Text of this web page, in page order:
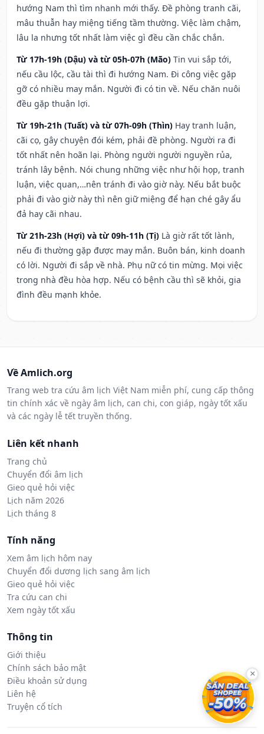
hướng Nam thì tìm nhanh mới thấy. Đề phòng tranh cãi,
mâu thuẫn hay miệng tiếng tầm thường. Việc làm chậm,
lâu la nhưng tốt nhất làm việc gì đều cần chắc chắn.
Từ 17h-19h (Dậu) và từ 05h-07h (Mão) Tin vui sắp tới,
nếu cầu lộc, cầu tài thì đi hướng Nam. Đi công việc gặp
gỡ có nhiều may mắn. Người đi có tin về. Nếu chăn nuôi
đều gặp thuận lợi.
Từ 19h-21h (Tuất) và từ 07h-09h (Thìn) Hay tranh luận,
cãi cọ, gây chuyện đói kém, phải đề phòng. Người ra đi
tốt nhất nên hoãn lại. Phòng người người nguyền rủa,
tránh lây bệnh. Nói chung những việc như hội họp, tranh
luận, việc quan,…nên tránh đi vào giờ này. Nếu bắt buộc
phải đi vào giờ này thì nên giữ miệng để hạn ché gây ẩu
đả hay cãi nhau.
Từ 21h-23h (Hợi) và từ 09h-11h (Tị) Là giờ rất tốt lành,
nếu đi thường gặp được may mắn. Buôn bán, kinh doanh
có lời. Người đi sắp về nhà. Phụ nữ có tin mừng. Mọi việc
trong nhà đều hòa hợp. Nếu có bệnh cầu thì sẽ khỏi, gia
đình đều mạnh khỏe.
Về Amlich.org
Trang web tra cứu âm lịch Việt Nam miễn phí, cung cấp thông
tin chính xác về ngày âm lịch, can chi, con giáp, ngày tốt xấu
và các ngày lễ tết truyền thống.
Liên kết nhanh
Trang chủ
Chuyển đổi âm lịch
Gieo quẻ hỏi việc
Lịch năm 2026
Lịch tháng 8
Tính năng
Xem âm lịch hôm nay
Chuyển đổi dương lịch sang âm lịch
Gieo quẻ hỏi việc
Tra cứu can chi
Xem ngày tốt xấu
Thông tin
Giới thiệu
Chính sách bảo mật
Điều khoản sử dụng
Liên hệ
Truyện cổ tích
×